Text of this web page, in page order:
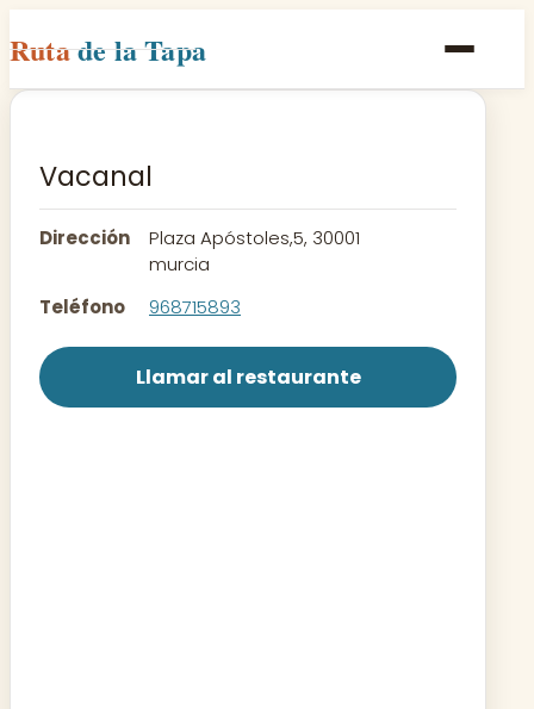
Rutade la Tapa
Inicio
Rutas
Contacto
Vacanal
Dirección
Plaza Apóstoles,5, 30001
murcia
Teléfono
968715893
Llamar al restaurante